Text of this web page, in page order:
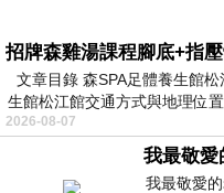
文章目錄 森SPA足體養生館
生館松江館交通方式與地理位
2026-08-07
我最敬愛